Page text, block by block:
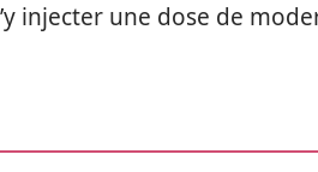
injecter une dose de